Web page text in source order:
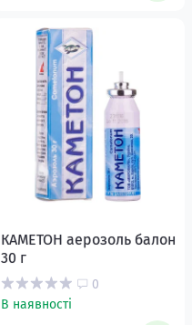
КАМЕТОН аерозоль балон
30 г
0
В наявності